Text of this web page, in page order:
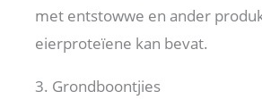
met entstowwe en ander
eierproteïene kan bevat.
3. Grondboontjies